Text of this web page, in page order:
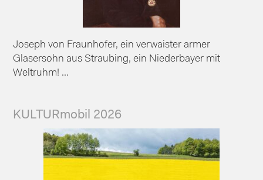
Joseph von Fraunhofer, ein verwaister armer
Glasersohn aus Straubing, ein Niederbayer mit
Weltruhm! ...
KULTURmobil 2026